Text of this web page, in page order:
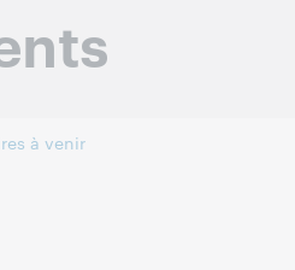
à venir